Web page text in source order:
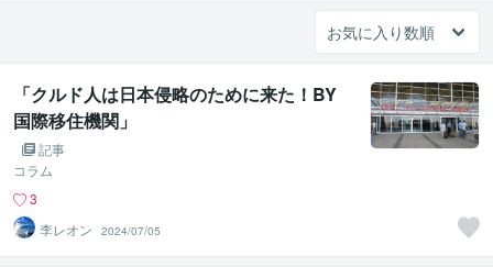
「クルド人は日本侵略のために来た！BY
国際移住機関」
記事
コラム
3
李レオン
2024/07/05